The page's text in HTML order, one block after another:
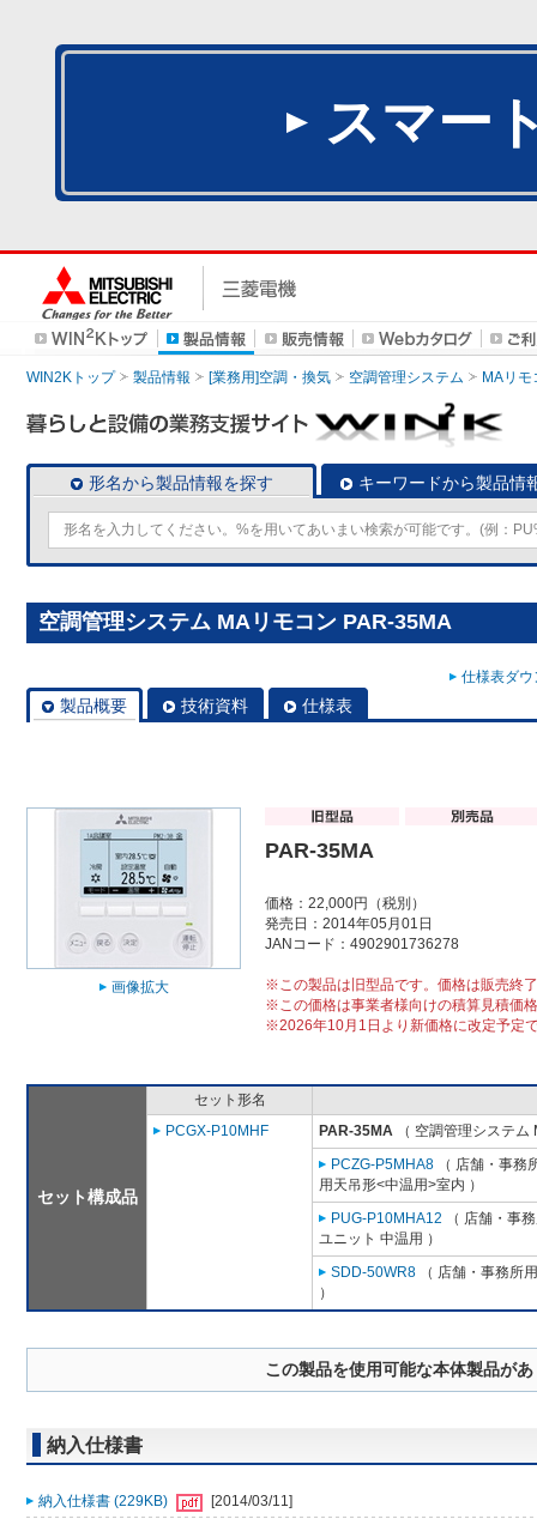
スマー
WIN2Kトップ 製品情報 [業務用]空調・換気 空調管理システム MAリモ
形名から製品情報を探す キーワードから製品情
空調管理システム MAリモコン PAR-35MA
仕様表ダ
製品概要 技術資料 仕様表
画像拡大
PAR-35MA
価格：22,000円（税別）
発売日：2014年05月01日
JANコード：4902901736278
※この製品は旧型品です。価格は販売終
※この価格は事業者様向けの積算見積価
※2026年10月1日より新価格に改定予定
セット構成品
セット形名
PCGX-P10MHF
PAR-35MA （ 空調管理システム
PCZG-P5MHA8 （ 店舗・事務
用天吊形<中温用>室内 ）
PUG-P10MHA12 （ 店舗・事
ユニット 中温用 ）
SDD-50WR8 （ 店舗・事務所
）
この製品を使用可能な本体製品が
納入仕様書
納入仕様書 (229KB) [2014/03/11]